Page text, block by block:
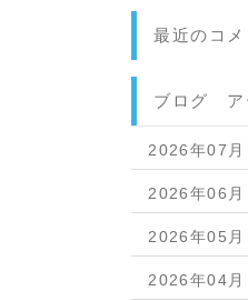
最近のコメ
ブログ ア
2026年07
2026年06
2026年05
2026年04